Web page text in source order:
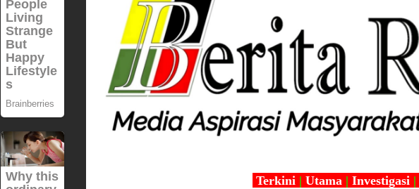
Terkini | Utama | Investigasi |